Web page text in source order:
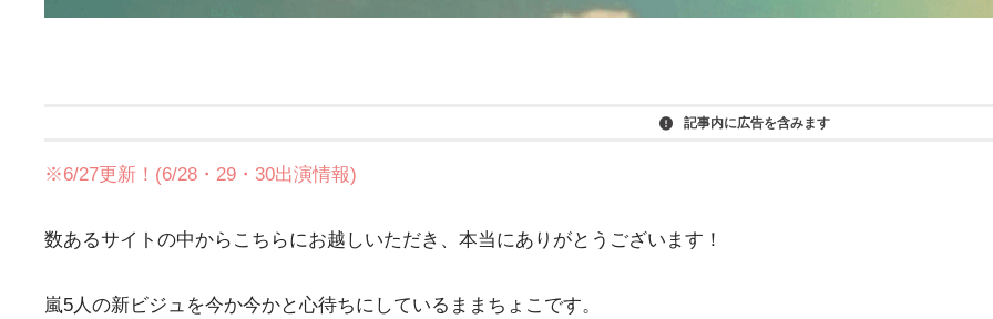
記事内に広告を含みます
※6/27更新！(6/28・29・30出演情報)
数あるサイトの中からこちらにお越しいただき、本当にありがとうございます！
嵐5人の新ビジュを今か今かと心待ちにしているままちょこです。